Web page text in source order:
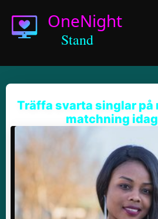
Träffa svarta singlar på
matchning